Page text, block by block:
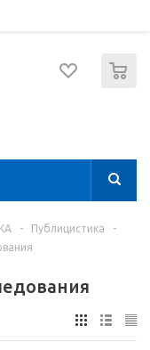
- Публицистика
-